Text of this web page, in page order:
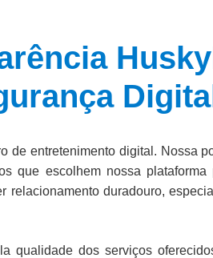
entretenimento digital. Nossa
que escolhem nossa
duradouro,
qualidade dos serviços